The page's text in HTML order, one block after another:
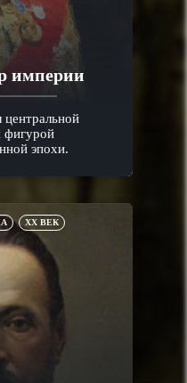
империи
фигурой
эпохи.
XX ВЕК